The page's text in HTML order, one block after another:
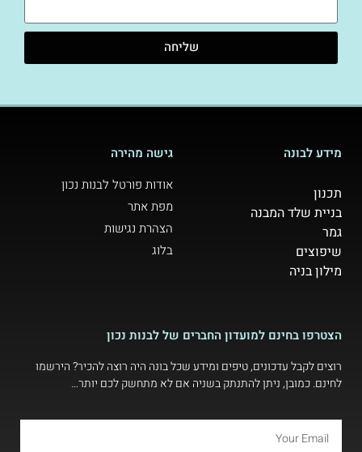
שליחה
מידע לבונה
תכנון
בניית שלד המבנה
גמר
שיפוצים
מילון בניה
גישה מהירה
אודות פורטל לבנות נכון
מפת אתר
הצהרת נגישות
בלוג
הצטרפו בחינם למועדון החברים של לבנות נכון
רוצים לקבל עדכונים, טיפים ומידע שכל בונה היה רוצה להכיר? הירשמו
לחינם. כמובן, ניתן להתנתק בשניה אם לא מתחשק לכם יותר…